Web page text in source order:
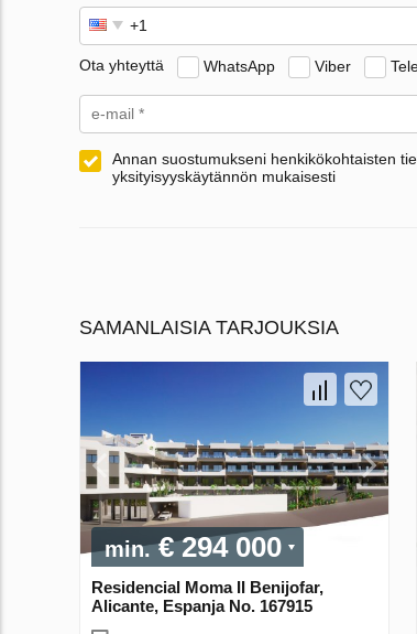
Ota yhteyttä WhatsApp Viber
Annan suostumukseni henkikökohtaisten
yksityisyyskäytännön mukaisesti
SAMANLAISIA TARJOUKSIA
min.€ 294 000
Residencial Moma II Benijofar,
Alicante, Espanja No. 167915